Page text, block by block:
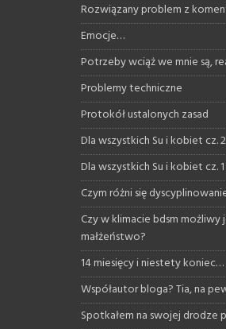
Rozwiązany problem z
Emocje…
Potrzeby wciąż we mnie są,
Problemy techniczne
Protokół ustalonych zasad
Dla wszystkich Su i kobiet cz.
Dla wszystkich Su i kobiet cz. 1
Czym różni się
Czy w klimacie bdsm możliwy
małżeństwo?
14 miesięcy i niestety koniec…
Współautor bloga? Tia, na
Spotkałem na swojej